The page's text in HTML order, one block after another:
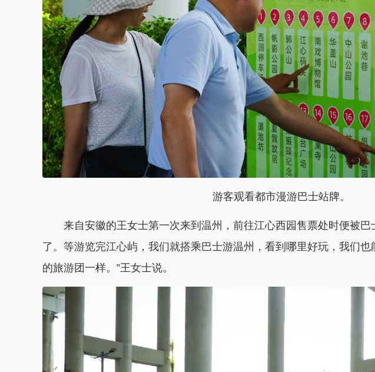
游客观看都市漫游巴士站牌。
来自安徽的王女士第一次来到温州，前往江心西园售票处时便被巴
了。等游览完江心屿，我们就搭乘巴士游温州，看到哪里好玩，我们
的旅游团一样。”王女士说。